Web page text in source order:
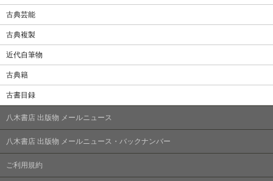
古典芸能
古典複製
近代自筆物
古典籍
古書目録
八木書店 出版物 メールニュース
八木書店 出版物 メールニュース・バックナンバー
ご利用規約